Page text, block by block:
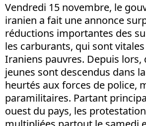
Vendredi 15 novembre, le
iranien a fait une annonce
réductions importantes des
les carburants, qui sont
Iraniens pauvres. Depuis lors,
jeunes sont descendus dans
heurtés aux forces de police,
paramilitaires. Partant
ouest du pays, les